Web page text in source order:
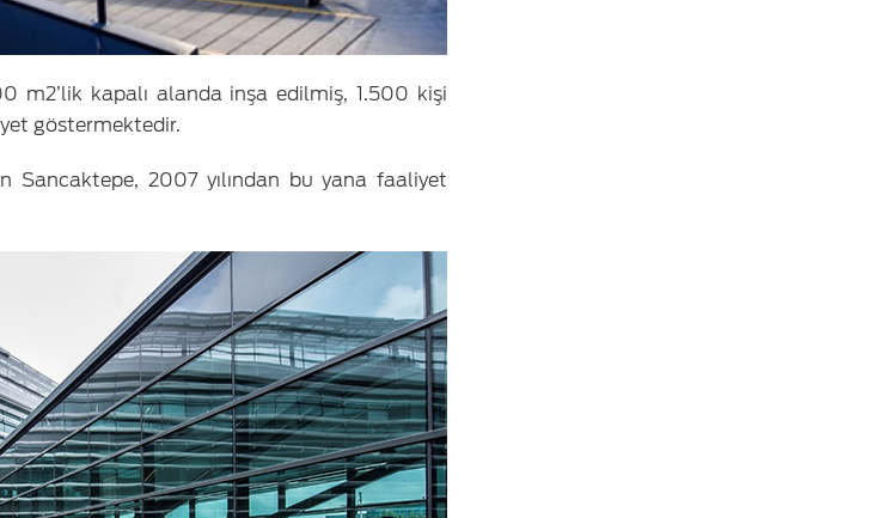
m2’lik kapalı alanda inşa edilmiş, 1.500 kişi
göstermektedir.
Sancaktepe, 2007 yılından bu yana faaliyet